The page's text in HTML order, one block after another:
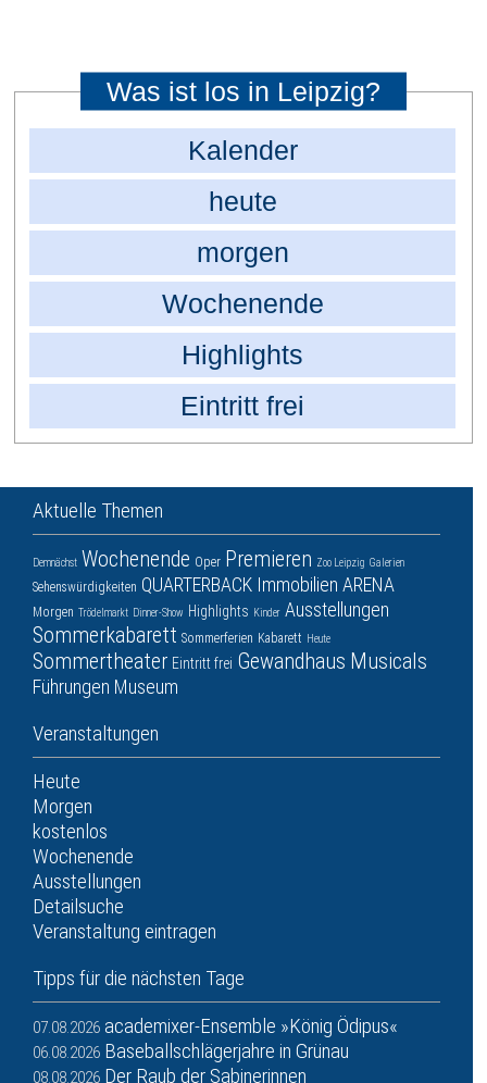
Was ist los in Leipzig?
Kalender
heute
morgen
Wochenende
Highlights
Eintritt frei
Aktuelle Themen
Demnächst Wochenende Oper Premieren Zoo Leipzig Galerien
Sehenswürdigkeiten QUARTERBACK Immobilien ARENA
Morgen Trödelmarkt Dinner-Show Highlights Kinder Ausstellungen
Sommerkabarett Sommerferien Kabarett Heute
Sommertheater Eintritt frei Gewandhaus Musicals
Führungen Museum
Veranstaltungen
Heute
Morgen
kostenlos
Wochenende
Ausstellungen
Detailsuche
Veranstaltung eintragen
Tipps für die nächsten Tage
07.08.2026 academixer-Ensemble »König Ödipus«
06.08.2026 Baseballschlägerjahre in Grünau
08.08.2026 Der Raub der Sabinerinnen